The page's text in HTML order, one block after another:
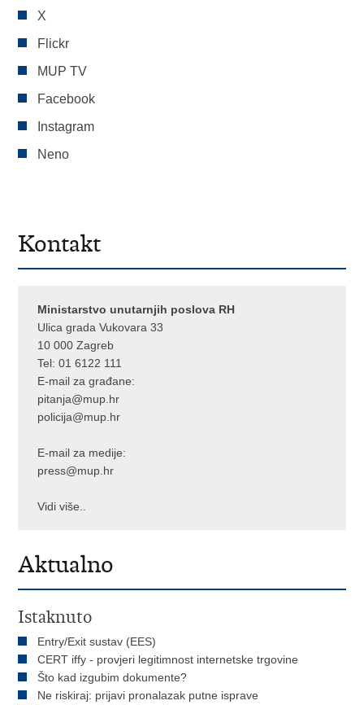
X
Flickr
MUP TV
Facebook
Instagram
Neno
Kontakt
Ministarstvo unutarnjih poslova RH
Ulica grada Vukovara 33
10 000 Zagreb
Tel:01 6122 111
E-mail za građane:
pitanja@mup.hr
policija@mup.hr
E-mail za medije:
press@mup.hr
Vidi više..
Aktualno
Istaknuto
Entry/Exit sustav (EES)
CERT iffy - provjeri legitimnost internetske trgovine
Što kad izgubim dokumente?
Ne riskiraj: prijavi pronalazak putne isprave